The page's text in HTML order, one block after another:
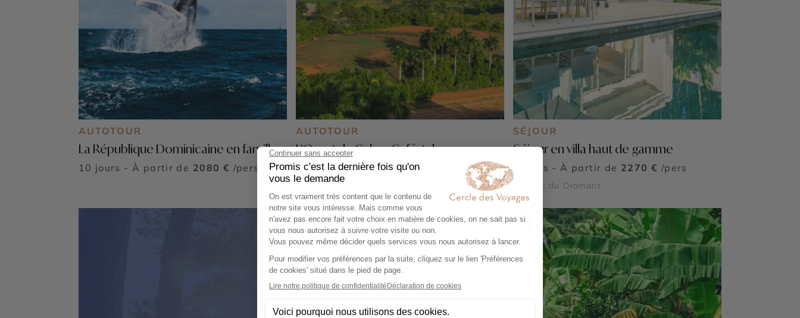
AUTOTOUR
La République Dominicaine en famille
10 jours - À partir de 2080 € /pers
AUTOTOUR
L’Ouest de Cuba : Café, tabac,
orchidées et ... Cayo Levisa
10 jours - À partir de /pers
SÉJOUR
Séjour en villa haut de gamme
9 jours - À partir de 2270 € /pers
Rocher du Diamant